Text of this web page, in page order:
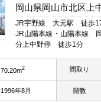
岡山県岡山市北区上
JR宇野線 大元駅 徒歩
JR山陽本線・山陽本線
分上中野停 徒歩1分
70.20m2 間取り
1996年8月 階数